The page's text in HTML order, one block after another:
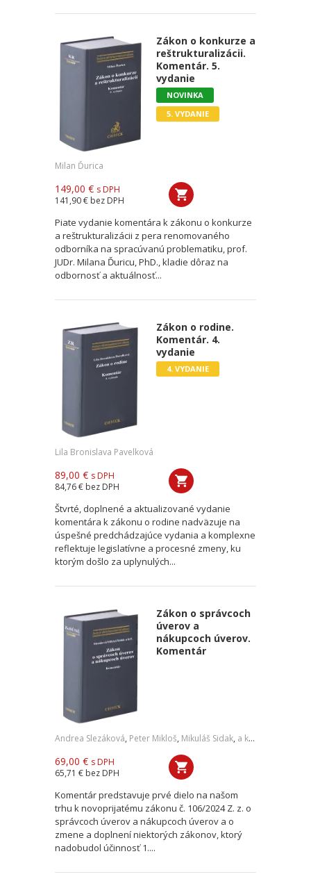
Zákon o konkurze a
reštrukturalizácii.
Komentár. 5.
vydanie
NOVINKA
5. VYDANIE
Milan Ďurica
149,00 € s DPH
141,90 € bez DPH
Piate vydanie komentára k zákonu o konkurze
a reštrukturalizácii z pera renomovaného
odborníka na spracúvanú problematiku, prof.
JUDr. Milana Ďuricu, PhD., kladie dôraz na
odbornosť a aktuálnosť...
Zákon o rodine.
Komentár. 4.
vydanie
4. VYDANIE
Lila Bronislava Pavelková
89,00 € s DPH
84,76 € bez DPH
Štvrté, doplnené a aktualizované vydanie
komentára k zákonu o rodine nadväzuje na
úspešné predchádzajúce vydania a komplexne
reflektuje legislatívne a procesné zmeny, ku
ktorým došlo za uplynulých...
Zákon o správcoch
úverov a
nákupcoch úverov.
Komentár
Andrea Slezáková, Peter Mikloš, Mikuláš Sidak, a kol.
69,00 € s DPH
65,71 € bez DPH
Komentár predstavuje prvé dielo na našom
trhu k novoprijatému zákonu č. 106/2024 Z. z. o
správcoch úverov a nákupcoch úverov a o
zmene a doplnení niektorých zákonov, ktorý
nadobudol účinnosť 1....